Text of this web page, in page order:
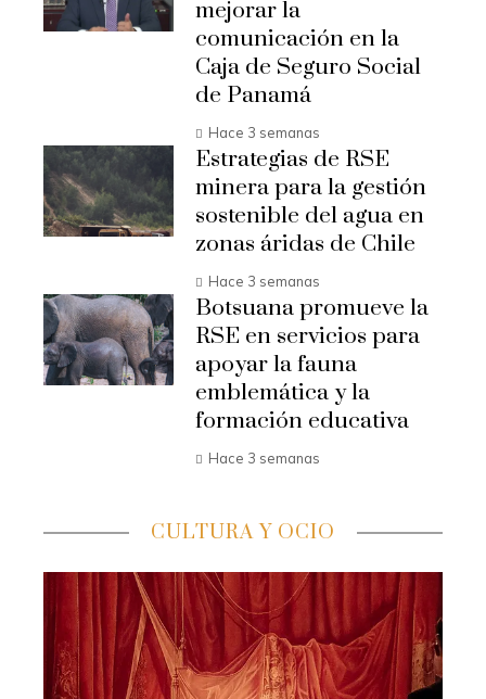
mejorar la
comunicación en la
Caja de Seguro Social
de Panamá
Hace 3 semanas
Estrategias de RSE
minera para la gestión
sostenible del agua en
zonas áridas de Chile
Hace 3 semanas
Botsuana promueve la
RSE en servicios para
apoyar la fauna
emblemática y la
formación educativa
Hace 3 semanas
CULTURA Y OCIO